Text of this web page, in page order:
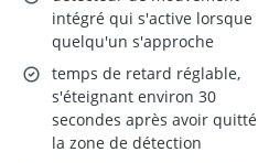
intégré qui s'active lorsque
quelqu'un s'approche
temps de retard réglable,
s'éteignant environ 30
secondes après avoir quitté
la zone de détection